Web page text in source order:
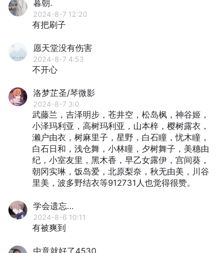
暮朝.
2024-8-7 12:20
有把刷子
愿天堂没有伤害
2024-8-7 4:53
不开心
洛梦芷圣/琴微影
2024-8-7 3:0
武藤兰，吉泽明步，苍井空，松岛枫，神谷姬，
小泽玛利亚，高树玛利亚，山本梓，樱树露衣，
濑户由衣，树麻里子，星野，白石瞳，忧木瞳，
白石日和，浅仓舞，小林瞳，夕树舞子，美穗由
纪，小室友里，黑木香，早乙女露伊，宫间葵，
朝冈实琳，饭岛爱，北原梨奈，秋无由美，川谷
里美，波多野结衣等912731人也觉得很赞。
学会遗忘…
2024-8-6 10:11
有被爽到
中意就好了4530